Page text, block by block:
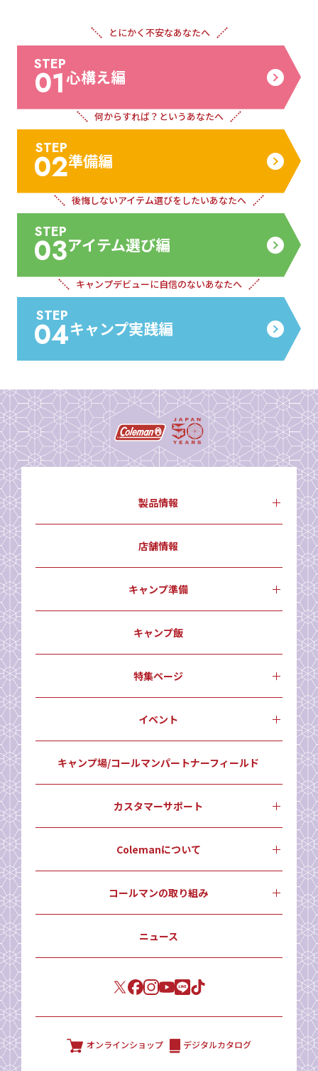
とにかく不安なあなたへ
STEP
01心構え編
何からすれば？ というあなたへ
STEP
02準備編
後悔しないアイテム選びをしたいあなたへ
STEP
03アイテム選び編
キャンプデビューに自信のないあなたへ
STEP
04キャンプ実践編
製品情報
店舗情報
キャンプ準備
キャンプ飯
特集ページ
イベント
キャンプ場/コールマンパートナーフィールド
カスタマーサポート
Colemanについて
コールマンの取り組み
ニュース
オンラインショップ デジタルカタログ